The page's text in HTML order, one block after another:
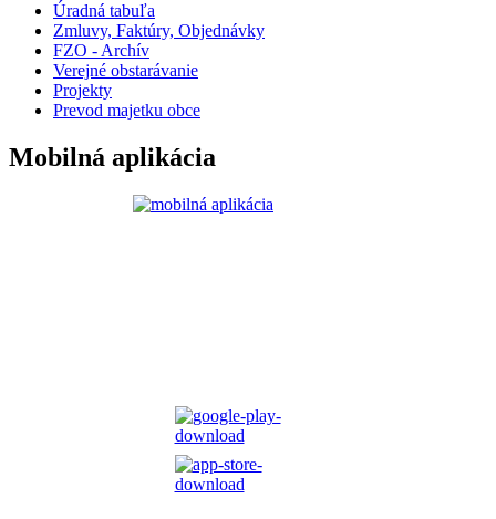
Úradná tabuľa
Zmluvy, Faktúry, Objednávky
FZO - Archív
Verejné obstarávanie
Projekty
Prevod majetku obce
Mobilná aplikácia